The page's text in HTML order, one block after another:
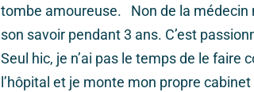
tombe amoureuse. Non de la médecin
son savoir pendant 3 ans. C’est
Seul hic, je n’ai pas le temps de le
l’hôpital et je monte mon propre